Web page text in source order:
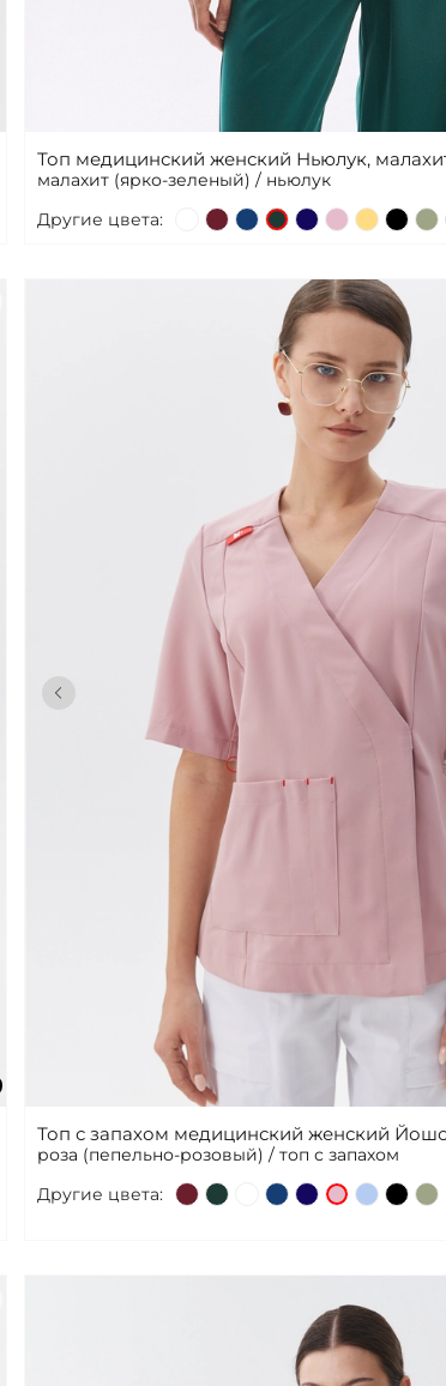
Топ медицинский женский Ньюлук,
малахит (ярко-зеленый) / ньюлук
Другие цвета:
Топ с запахом медицинский женский
роза (пепельно-розовый) / топ с запахом
Другие цвета: